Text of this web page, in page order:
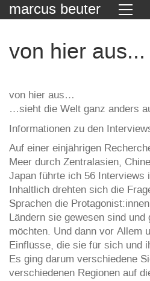
marcus beuter
von hier aus...
von hier aus…
…sieht die Welt ganz anders
Informationen zu den
Auf einer einjährigen
Meer durch Zentralasien,
Japan führte ich 56 Interviews
Inhaltlich drehten sich die
Sprachen die
Ländern sie gewesen sind
möchten. Und dann vor Allem
Einflüsse, die sie für sich und
Es ging darum verschiedene
verschiedenen Regionen auf